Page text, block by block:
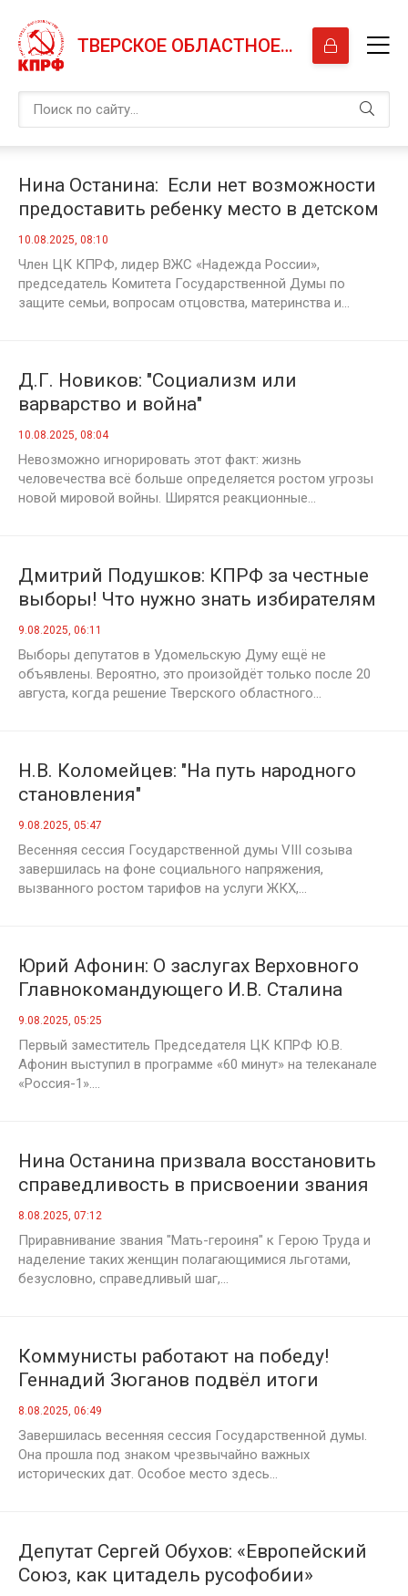
ТВЕРСКОЕ ОБЛАСТНОЕ ОТДЕЛЕНИЕ КПРФ
Нина Останина: Если нет возможности
предоставить ребенку место в детском
саду по месту жительства —
государство должно компенсировать
это выплатами
10.08.2025, 08:10
Член ЦК КПРФ, лидер ВЖС «Надежда России»,
председатель Комитета Государственной Думы по
защите семьи, вопросам отцовства, материнства и...
Д.Г. Новиков: "Социализм или
варварство и война"
10.08.2025, 08:04
Невозможно игнорировать этот факт: жизнь
человечества всё больше определяется ростом угрозы
новой мировой войны. Ширятся реакционные...
Дмитрий Подушков: КПРФ за честные
выборы! Что нужно знать избирателям
о предстоящей избирательной
кампании в Удомельском
муниципальном округе
9.08.2025, 06:11
Выборы депутатов в Удомельскую Думу ещё не
объявлены. Вероятно, это произойдёт только после 20
августа, когда решение Тверского областного...
Н.В. Коломейцев: "На путь народного
становления"
9.08.2025, 05:47
Весенняя сессия Государственной думы VIII созыва
завершилась на фоне социального напряжения,
вызванного ростом тарифов на услуги ЖКХ,...
Юрий Афонин: О заслугах Верховного
Главнокомандующего И.В. Сталина
сегодня вспоминают даже те, кто
раньше боялся вслух произносить его
имя
9.08.2025, 05:25
Первый заместитель Председателя ЦК КПРФ Ю.В.
Афонин выступил в программе «60 минут» на телеканале
«Россия-1»....
Нина Останина призвала восстановить
справедливость в присвоении звания
"Мать-героиня"
8.08.2025, 07:12
Приравнивание звания "Мать-героиня" к Герою Труда и
наделение таких женщин полагающимися льготами,
безусловно, справедливый шаг,...
Коммунисты работают на победу!
Геннадий Зюганов подвёл итоги
весенней сессии Госдумы
8.08.2025, 06:49
Завершилась весенняя сессия Государственной думы.
Она прошла под знаком чрезвычайно важных
исторических дат. Особое место здесь...
Депутат Сергей Обухов: «Европейский
Союз, как цитадель русофобии»